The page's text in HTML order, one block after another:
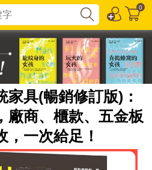
0
家具(暢銷修訂版)：
廠商、櫃款、五金板
，一次給足！